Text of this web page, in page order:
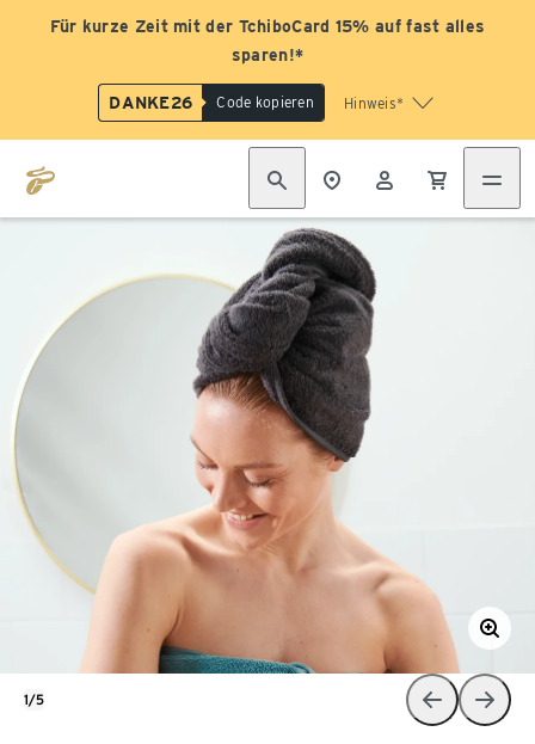
Für kurze Zeit mit der TchiboCard 15% auf fast alles
sparen!*
DANKE26 Code kopieren Hinweis*
1/5